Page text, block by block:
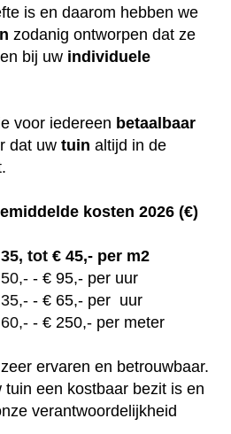
is en daarom hebben we
zodanig ontworpen dat ze
bij uw individuele
voor iedereen betaalbaar
dat uw tuin altijd in de
kosten 2026 (€)
35, tot € 45,- per m2
50,- - € 95,- per uur
35,- - € 65,- per uur
60,- - € 250,- per meter
ervaren en betrouwbaar.
een kostbaar bezit is en
verantwoordelijkheid